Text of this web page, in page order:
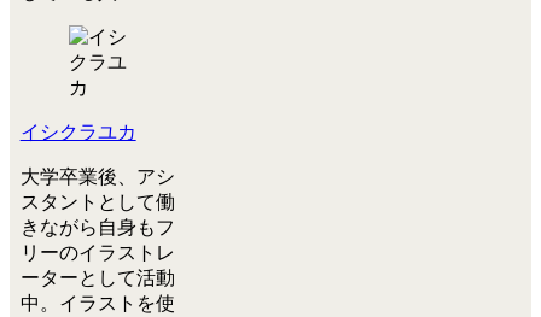
イシクラユカ
大学卒業後、アシ
スタントとして働
きながら自身もフ
リーのイラストレ
ーターとして活動
中。イラストを使